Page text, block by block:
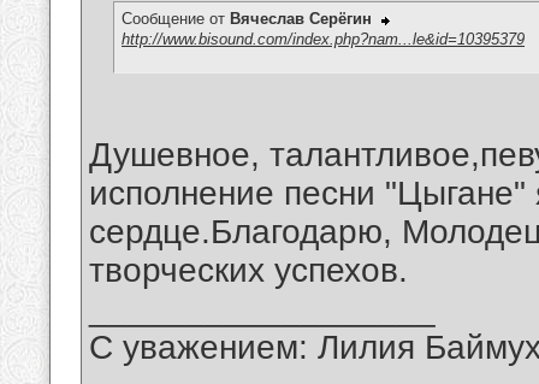
Сообщение от Вячеслав Серёгин
http://www.bisound.com/index.php?nam...le&id=10395379
Душевное,
исполнение песни
сердце.Благодарю,
творческих успехов.
С уважением: Лилия